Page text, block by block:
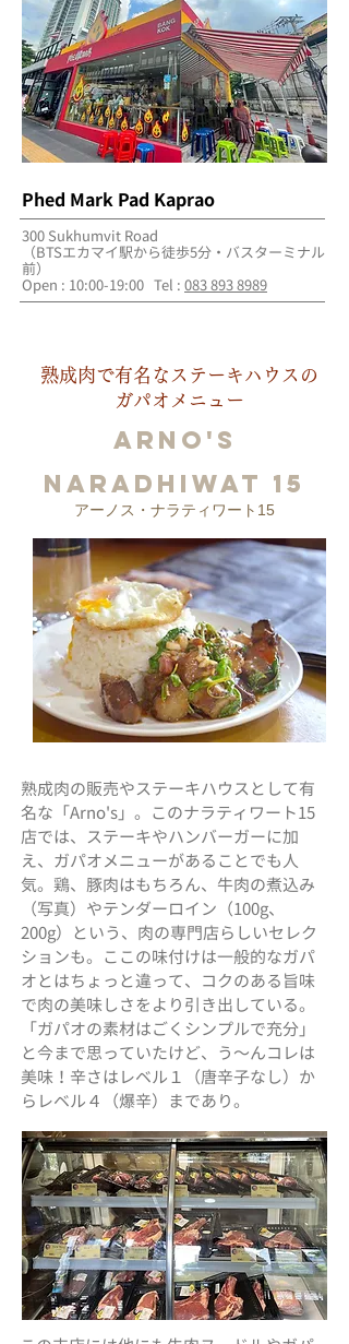
Phed Mark Pad Kaprao
300 Sukhumvit Road
（BTSエカマイ駅から徒歩5分・バスターミナル
前）
Open : 10:00-19:00 Tel : 083 893 8989
熟成肉で有名なステーキハウスの
ガパオメニュー
Arno's
Naradhiwat 15
アーノス・ナラティワート15
熟成肉の販売やステーキハウスとして有
名な「Arno's」。このナラティワート15
店では、ステーキやハンバーガーに加
え、ガパオメニューがあることでも人
気。鶏、豚肉はもちろん、牛肉の煮込み
（写真）やテンダーロイン（100g、
200g）という、肉の専門店らしいセレク
ションも。ここの味付けは一般的なガパ
オとはちょっと違って、コクのある旨味
で肉の美味しさをより引き出している。
「ガパオの素材はごくシンプルで充分」
と今まで思っていたけど、う〜んコレは
美味！辛さはレベル１（唐辛子なし）か
らレベル４（爆辛）まであり。